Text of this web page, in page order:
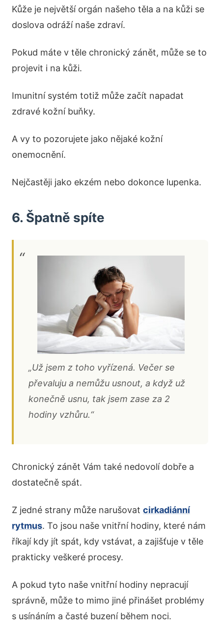
Kůže je největší orgán našeho těla a na kůži se
doslova odráží naše zdraví.
Pokud máte v těle chronický zánět, může se to
projevit i na kůži.
Imunitní systém totiž může začít napadat
zdravé kožní buňky.
A vy to pozorujete jako nějaké kožní
onemocnění.
Nejčastěji jako ekzém nebo dokonce lupenka.
6. Špatně spíte
„Už jsem z toho vyřízená. Večer se
převaluju a nemůžu usnout, a když už
konečně usnu, tak jsem zase za 2
hodiny vzhůru.“
Chronický zánět Vám také nedovolí dobře a
dostatečně spát.
Z jedné strany může narušovat cirkadiánní
rytmus. To jsou naše vnitřní hodiny, které nám
říkají kdy jít spát, kdy vstávat, a zajišťuje v těle
prakticky veškeré procesy.
A pokud tyto naše vnitřní hodiny nepracují
správně, může to mimo jiné přinášet problémy
s usínáním a časté buzení během noci.